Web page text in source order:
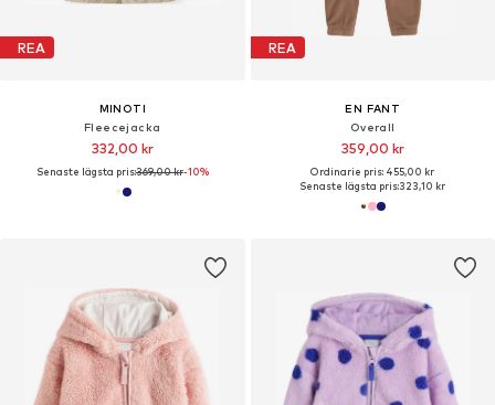
REA
MINOTI
Fleecejacka
332,00 kr
Senaste lägsta pris:369,00 kr-10%
REA
EN FANT
Overall
359,00 kr
Ordinarie pris: 455,00 kr
Senaste lägsta pris:323,10 kr